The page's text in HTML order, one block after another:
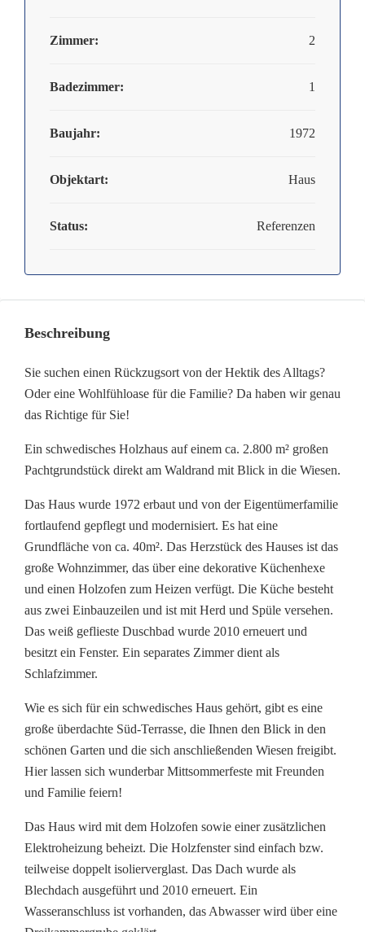
Zimmer: 2
Badezimmer: 1
Baujahr: 1972
Objektart: Haus
Status: Referenzen
Beschreibung
Sie suchen einen Rückzugsort von der Hektik des Alltags?
Oder eine Wohlfühloase für die Familie? Da haben wir genau
das Richtige für Sie!
Ein schwedisches Holzhaus auf einem ca. 2.800 m² großen
Pachtgrundstück direkt am Waldrand mit Blick in die Wiesen.
Das Haus wurde 1972 erbaut und von der Eigentümerfamilie
fortlaufend gepflegt und modernisiert. Es hat eine
Grundfläche von ca. 40m². Das Herzstück des Hauses ist das
große Wohnzimmer, das über eine dekorative Küchenhexe
und einen Holzofen zum Heizen verfügt. Die Küche besteht
aus zwei Einbauzeilen und ist mit Herd und Spüle versehen.
Das weiß geflieste Duschbad wurde 2010 erneuert und
besitzt ein Fenster. Ein separates Zimmer dient als
Schlafzimmer.
Wie es sich für ein schwedisches Haus gehört, gibt es eine
große überdachte Süd-Terrasse, die Ihnen den Blick in den
schönen Garten und die sich anschließenden Wiesen freigibt.
Hier lassen sich wunderbar Mittsommerfeste mit Freunden
und Familie feiern!
Das Haus wird mit dem Holzofen sowie einer zusätzlichen
Elektroheizung beheizt. Die Holzfenster sind einfach bzw.
teilweise doppelt isolierverglast. Das Dach wurde als
Blechdach ausgeführt und 2010 erneuert. Ein
Wasseranschluss ist vorhanden, das Abwasser wird über eine